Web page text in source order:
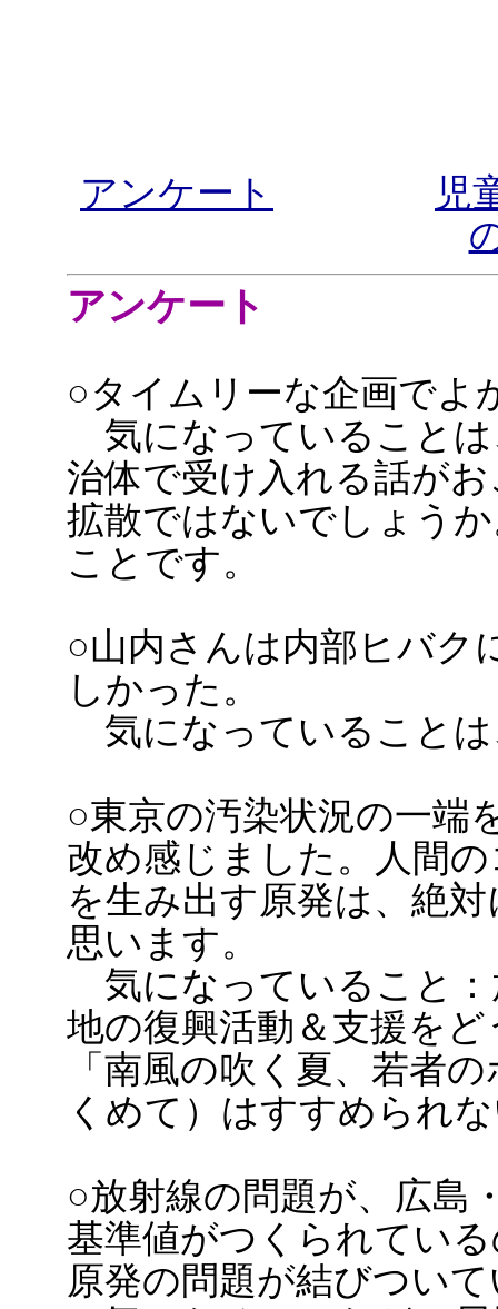
アンケート
児
アンケート
○タイムリーな企画でよ
気になっていることは
治体で受け入れる話が
拡散ではないでしょう
ことです。
○山内さんは内部ヒバク
しかった。
気になっていることは
○東京の汚染状況の一端
改め感じました。人間
を生み出す原発は、絶
思います。
気になっていること：
地の復興活動＆支援を
「南風の吹く夏、若者
くめて）はすすめられ
○放射線の問題が、広島
基準値がつくられてい
原発の問題が結びつい